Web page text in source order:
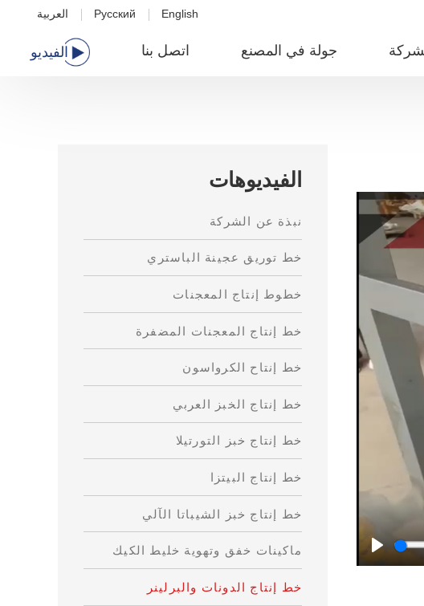
English
Русский العربية
جولة في المصنع اتصل بنا الفيديو
Play
الفيديوهات
نبذة عن الشركة
خط توريق عجينة الباستري
خطوط إنتاج المعجنات
خط إنتاج المعجنات المضفرة
خط إنتاح الكرواسون
خط إنتاج الخبز العربي
خط إنتاج خبز التورتيلا
خط إنتاج البيتزا
خط إنتاج خبز الشيباتا الآلي
ماكينات خفق وتهوية خليط الكيك
خط إنتاج الدونات والبرلينر